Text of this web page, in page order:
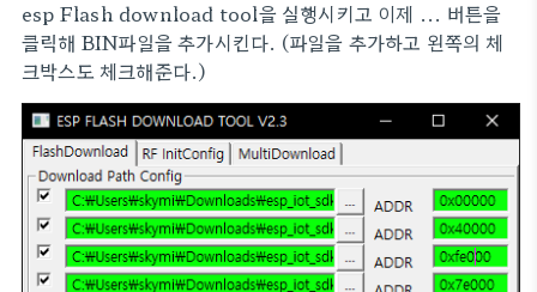
esp Flash download tool을 실행시키고 이제 ... 버튼을
클릭해 BIN파일을 추가시킨다. (파일을 추가하고 왼쪽의 체
크박스도 체크해준다.)